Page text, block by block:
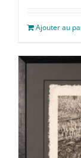
Ajouter au